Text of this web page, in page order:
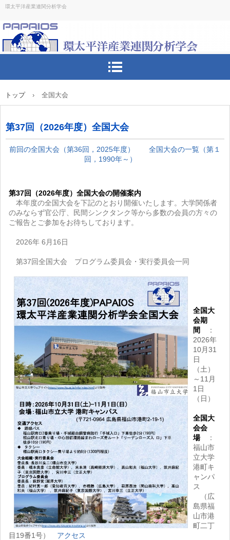
環太平洋産業連関分析学会
トップ › 全国大会
第37回（2026年度）全国大会
前回の全国大会（第36回，2025年度）
全国大会の一覧（第１
回，1990年～）
第37回（2026年度）全国大会の開催案内
本年度の全国大会を下記のとおり開催いたします。大学関係者
のみならず官公庁、民間シンクタンク等から多数の会員の方々の
ご報告とご参加をお待ちしております。
2026年 6月16日
第37回全国大会 プログラム委員会・実行委員会一同
全国大
会期
間
：
2026年
10月31
日
（土）
～11月
1日
（日）
全国大
会会
場：
福山市
立大学
港町キ
ャンパ
ス
（広
島県福
山市港
町二丁
目19番1号） アクセス